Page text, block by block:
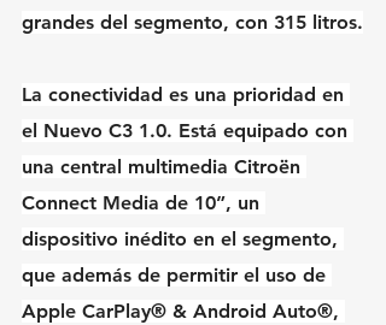
grandes del segmento, con 315 litros.
La conectividad es una prioridad en
el Nuevo C3 1.0. Está equipado con
una central multimedia Citroën
Connect Media de 10”, un
dispositivo inédito en el segmento,
que además de permitir el uso de
Apple CarPlay® & Android Auto®,